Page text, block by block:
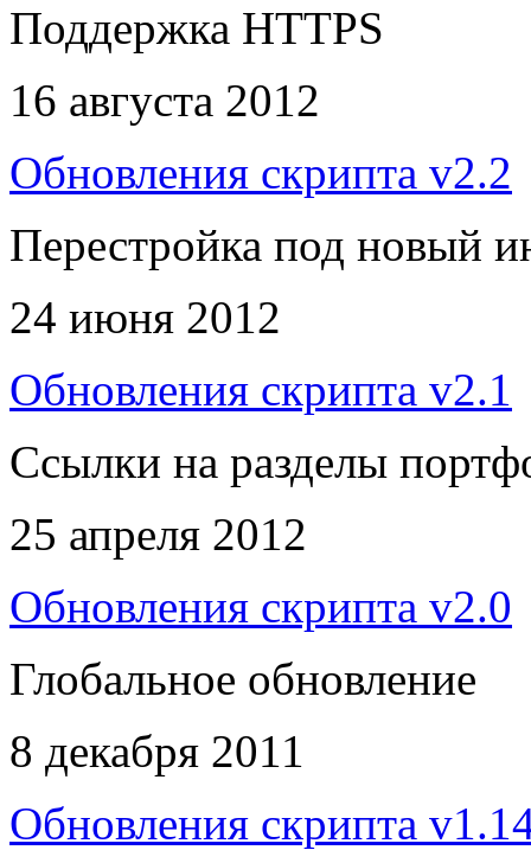
Поддержка HTTPS
16 августа 2012
Обновления скрипта v2.2
Перестройка под новый
24 июня 2012
Обновления скрипта v2.1
Ссылки на разделы
25 апреля 2012
Обновления скрипта v2.0
Глобальное обновление
8 декабря 2011
Обновления скрипта